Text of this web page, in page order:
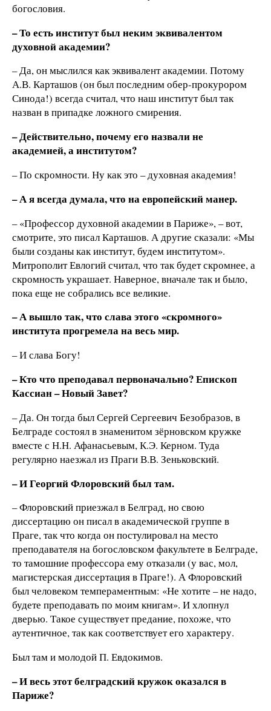
богословия.
– То есть институт был неким эквивалентом
духовной академии?
– Да, он мыслился как эквивалент академии. Потому
А.В. Карташов (он был последним обер-прокурором
Синода!) всегда считал, что наш институт был так
назван в припадке ложного смирения.
– Действительно, почему его назвали не
академией, а институтом?
– По скромности. Ну как это – духовная академия!
– А я всегда думала, что на европейский манер.
– «Профессор духовной академии в Париже», – вот,
смотрите, это писал Карташов. А другие сказали: «Мы
были созданы как институт, будем институтом».
Митрополит Евлогий считал, что так будет скромнее, а
скромность украшает. Наверное, вначале так и было,
пока еще не собрались все великие.
– А вышло так, что слава этого «скромного»
института прогремела на весь мир.
– И слава Богу!
– Кто что преподавал первоначально? Епископ
Кассиан – Новый Завет?
– Да. Он тогда был Сергей Сергеевич Безобразов, в
Белграде состоял в знаменитом зёрновском кружке
вместе с Н.Н. Афанасьевым, К.Э. Керном. Туда
регулярно наезжал из Праги В.В. Зеньковский.
– И Георгий Флоровский был там.
– Флоровский приезжал в Белград, но свою
диссертацию он писал в академической группе в
Праге, так что когда он постулировал на место
преподавателя на богословском факультете в Белграде,
то тамошние профессора ему отказали (у вас, мол,
магистерская диссертация в Праге!). А Флоровский
был человеком темпераментным: «Не хотите – не надо,
будете преподавать по моим книгам». И хлопнул
дверью. Такое существует предание, похоже, что
аутентичное, так как соответствует его характеру.
Был там и молодой П. Евдокимов.
– И весь этот белградский кружок оказался в
Париже?